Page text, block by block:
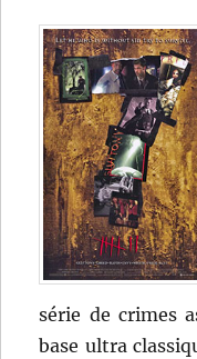
série de crimes
base ultra